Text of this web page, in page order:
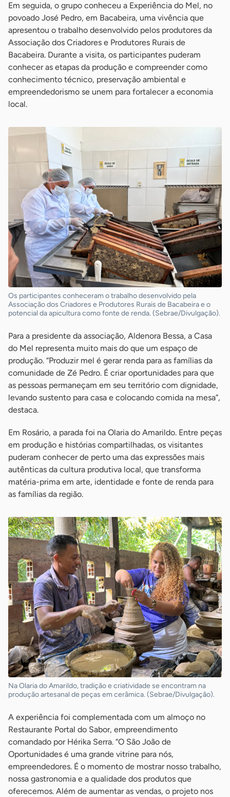
Em seguida, o grupo conheceu a Experiência do Mel, no
povoado José Pedro, em Bacabeira, uma vivência que
apresentou o trabalho desenvolvido pelos produtores da
Associação dos Criadores e Produtores Rurais de
Bacabeira. Durante a visita, os participantes puderam
conhecer as etapas da produção e compreender como
conhecimento técnico, preservação ambiental e
empreendedorismo se unem para fortalecer a economia
local.
Os participantes conheceram o trabalho desenvolvido pela
Associação dos Criadores e Produtores Rurais de Bacabeira e o
potencial da apicultura como fonte de renda. (Sebrae/Divulgação).
Para a presidente da associação, Aldenora Bessa, a Casa
do Mel representa muito mais do que um espaço de
produção. “Produzir mel é gerar renda para as famílias da
comunidade de Zé Pedro. É criar oportunidades para que
as pessoas permaneçam em seu território com dignidade,
levando sustento para casa e colocando comida na mesa”,
destaca.
Em Rosário, a parada foi na Olaria do Amarildo. Entre peças
em produção e histórias compartilhadas, os visitantes
puderam conhecer de perto uma das expressões mais
autênticas da cultura produtiva local, que transforma
matéria-prima em arte, identidade e fonte de renda para
as famílias da região.
Na Olaria do Amarildo, tradição e criatividade se encontram na
produção artesanal de peças em cerâmica. (Sebrae/Divulgação).
A experiência foi complementada com um almoço no
Restaurante Portal do Sabor, empreendimento
comandado por Hérika Serra. “O São João de
Oportunidades é uma grande vitrine para nós,
empreendedores. É o momento de mostrar nosso trabalho,
nossa gastronomia e a qualidade dos produtos que
oferecemos. Além de aumentar as vendas, o projeto nos